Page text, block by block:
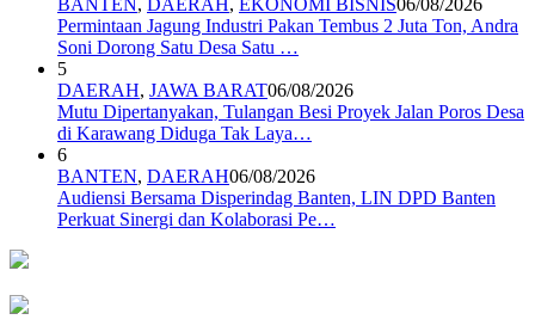
BANTEN, DAERAH, EKONOMI BISNIS06/08/2026
Permintaan Jagung Industri Pakan Tembus 2 Juta Ton, Andra
Soni Dorong Satu Desa Satu …
5
DAERAH, JAWA BARAT06/08/2026
Mutu Dipertanyakan, Tulangan Besi Proyek Jalan Poros Desa
di Karawang Diduga Tak Laya…
6
BANTEN, DAERAH06/08/2026
Audiensi Bersama Disperindag Banten, LIN DPD Banten
Perkuat Sinergi dan Kolaborasi Pe…